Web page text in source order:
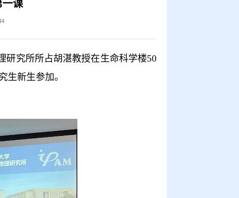
一课
研究所所占胡湛教授在生命科学楼50
生新生参加。